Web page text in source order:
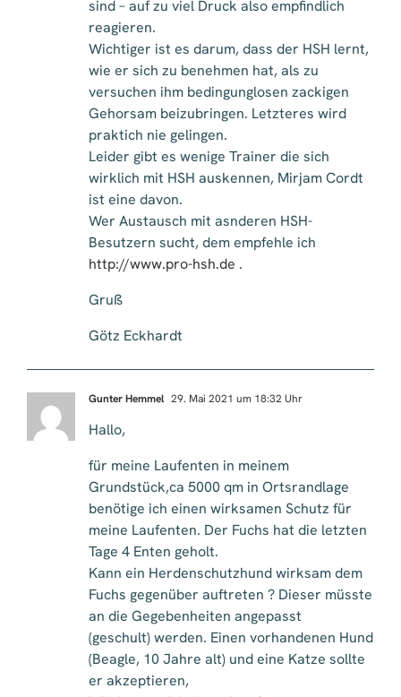
sind – auf zu viel Druck also empfindlich
reagieren.
Wichtiger ist es darum, dass der HSH lernt,
wie er sich zu benehmen hat, als zu
versuchen ihm bedingunglosen zackigen
Gehorsam beizubringen. Letzteres wird
praktich nie gelingen.
Leider gibt es wenige Trainer die sich
wirklich mit HSH auskennen, Mirjam Cordt
ist eine davon.
Wer Austausch mit asnderen HSH-
Besutzern sucht, dem empfehle ich
http://www.pro-hsh.de .
Gruß
Götz Eckhardt
Gunter Hemmel 29. Mai 2021 um 18:32 Uhr
Hallo,
für meine Laufenten in meinem
Grundstück,ca 5000 qm in Ortsrandlage
benötige ich einen wirksamen Schutz für
meine Laufenten. Der Fuchs hat die letzten
Tage 4 Enten geholt.
Kann ein Herdenschutzhund wirksam dem
Fuchs gegenüber auftreten ? Dieser müsste
an die Gegebenheiten angepasst
(geschult) werden. Einen vorhandenen Hund
(Beagle, 10 Jahre alt) und eine Katze sollte
er akzeptieren,